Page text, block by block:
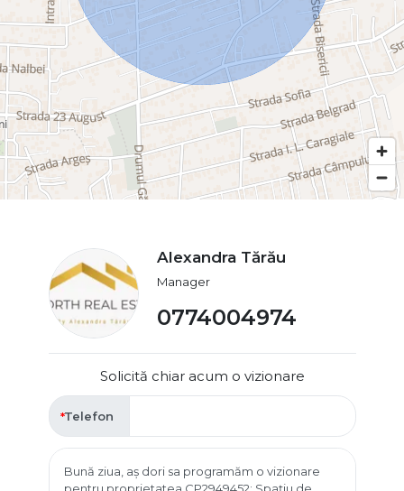
Alexandra Tărău
Manager
0774004974
Solicită chiar acum o vizionare
Telefon